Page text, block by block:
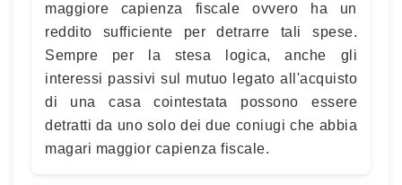
maggiore capienza fiscale ovvero ha un
reddito sufficiente per detrarre tali spese.
Sempre per la stesa logica, anche gli
interessi passivi sul mutuo legato all'acquisto
di una casa cointestata possono essere
detratti da uno solo dei due coniugi che abbia
magari maggior capienza fiscale.